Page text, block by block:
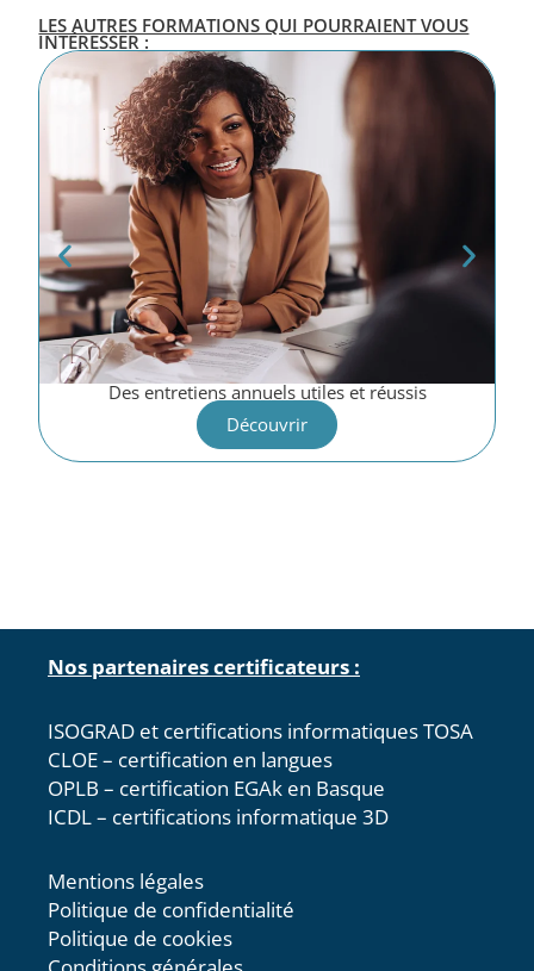
LES AUTRES FORMATIONS QUI POURRAIENT VOUS
INTÉRESSER :
Des entretiens annuels utiles et réussis
Découvrir
Nos partenaires certificateurs :
ISOGRAD et certifications informatiques TOSA
CLOE – certification en langues
OPLB – certification EGAk en Basque
ICDL – certifications informatique 3D
Mentions légales
Politique de confidentialité
Politique de cookies